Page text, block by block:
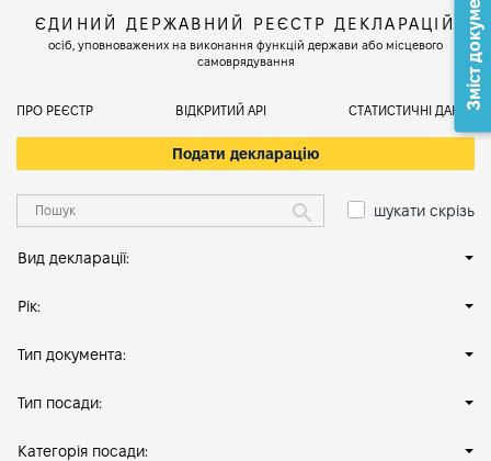
ЄДИНИЙ ДЕРЖАВНИЙ РЕЄСТР ДЕКЛАРАЦІЙ
осіб, уповноважених на виконання функцій держави або місцевого
самоврядування
ПРО РЕЄСТР ВІДКРИТИЙ АРІ СТАТИСТИЧНІ ДАНІ
Подати декларацію
шукати скрізь
Вид декларації:
Рік:
Тип документа:
Тип посади:
Категорія посади:
Зміст документа